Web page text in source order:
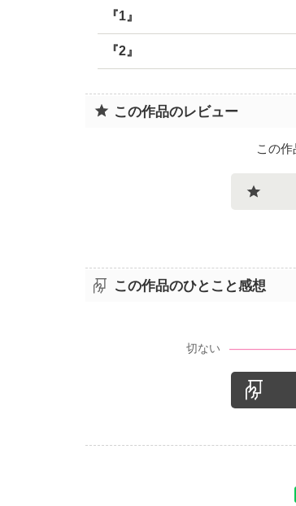
『1』
『2』
この作品のレビュー
この作
この作品のひとこと感想